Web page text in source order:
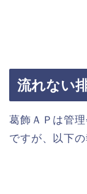
流れない
葛飾ＡＰは管
ですが、以下